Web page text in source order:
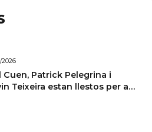
2026
Cuen, Patrick Pelegrina i
Teixeira estan llestos per a